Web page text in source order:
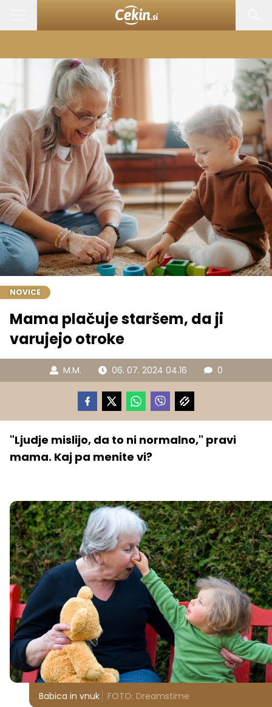
NOVICE
Mama plačuje staršem, da ji
varujejo otroke
M.M. 06. 07. 2024 04.16 0
"Ljudje mislijo, da to ni normalno," pravi
mama. Kaj pa menite vi?
Babica in vnuk FOTO: Dreamstime